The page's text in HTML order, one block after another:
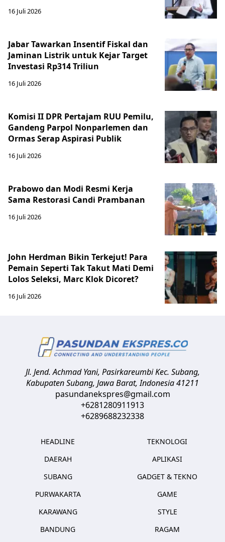
16 Juli 2026
Jabar Tawarkan Insentif Fiskal dan
Jaminan Listrik untuk Kejar Target
Investasi Rp314 Triliun
16 Juli 2026
Komisi II DPR Pertajam RUU Pemilu,
Gandeng Parpol Nonparlemen dan
Ormas Serap Aspirasi Publik
16 Juli 2026
Prabowo dan Modi Resmi Kerja
Sama Restorasi Candi Prambanan
16 Juli 2026
John Herdman Bikin Terkejut! Para
Pemain Seperti Tak Takut Mati Demi
Lolos Seleksi, Marc Klok Dicoret?
16 Juli 2026
Jl. Jend. Achmad Yani, Pasirkareumbi Kec. Subang,
Kabupaten Subang, Jawa Barat,Indonesia41211
pasundanekspres@gmail.com
+6281280911913
+6289688232338
HEADLINE
DAERAH
SUBANG
PURWAKARTA
KARAWANG
BANDUNG
TEKNOLOGI
APLIKASI
GADGET & TEKNO
GAME
STYLE
RAGAM